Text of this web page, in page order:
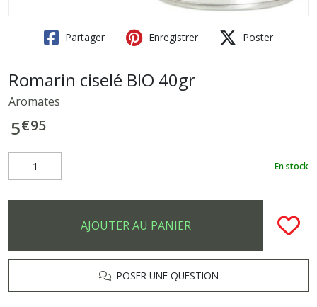
Partager Enregistrer Poster
Romarin ciselé BIO 40gr
Aromates
5€95
En stock
AJOUTER AU PANIER
POSER UNE QUESTION